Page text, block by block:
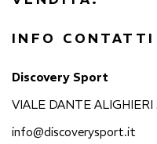
INFO CONTATTI
Discovery Sport
VIALE DANTE ALIGHIERI
info@discoverysport.it